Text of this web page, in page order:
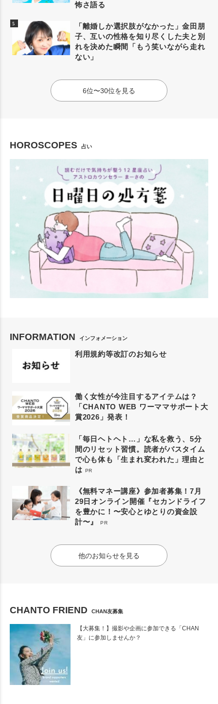
怖さ語る
「離婚しか選択肢がなかった」金田朋
子、互いの性格を知り尽くした夫と別
れを決めた瞬間「もう笑いながら走れ
ない」
6位〜30位を見る
HOROSCOPES 占い
INFORMATION インフォメーション
利用規約等改訂のお知らせ
働く女性が今注目するアイテムは？
「CHANTO WEB ワーママサポート大
賞2026」発表！
「毎日ヘトヘト…」な私を救う、5分
間のリセット習慣。読者がバスタイム
で心も体も「生まれ変われた」理由と
は PR
《無料マネー講座》参加者募集！7月
29日オンライン開催『セカンドライフ
を豊かに！〜安心とゆとりの資金設
計〜』
PR
他のお知らせを見る
CHANTO FRIEND CHAN友募集
【大募集！】撮影や企画に参加できる「CHAN
友」に参加しませんか？